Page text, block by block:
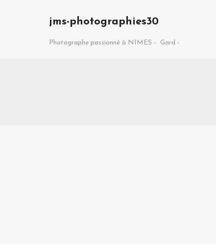
jms-photographies30
Photographe passionné à NIMES - Gard -